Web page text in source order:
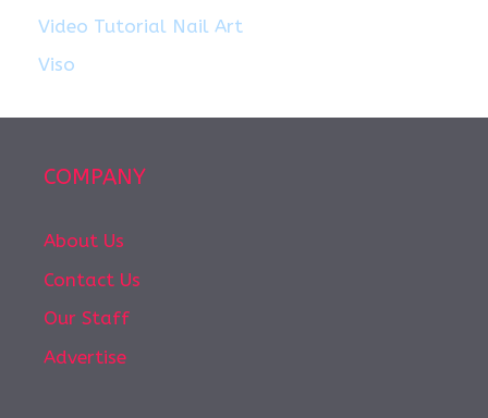
Video Tutorial Nail Art
Viso
COMPANY
About Us
Contact Us
Our Staff
Advertise